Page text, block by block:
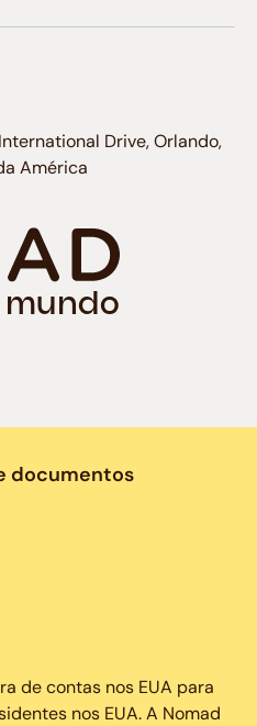
Drive, Orlando,
América
documentos
de contas nos EUA para
nos EUA. A Nomad